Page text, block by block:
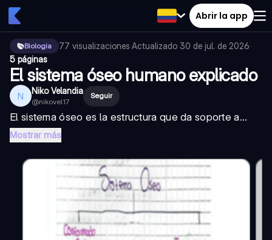
Abrir la app
Biologia 77 visualizaciones·Actualizado 30 de jul. de 2026·
5 páginas
El sistema óseo humano explicado
N Niko Velandia
@nikovel17
Seguir
El sistema óseo es la estructura que da soporte a...
Mostrar más